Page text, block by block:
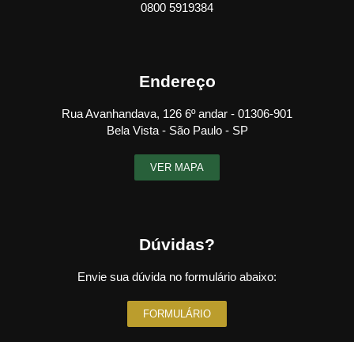
0800 5919384
Endereço
Rua Avanhandava, 126 6º andar - 01306-901
Bela Vista - São Paulo - SP
VER MAPA
Dúvidas?
Envie sua dúvida no formulário abaixo:
FORMULÁRIO